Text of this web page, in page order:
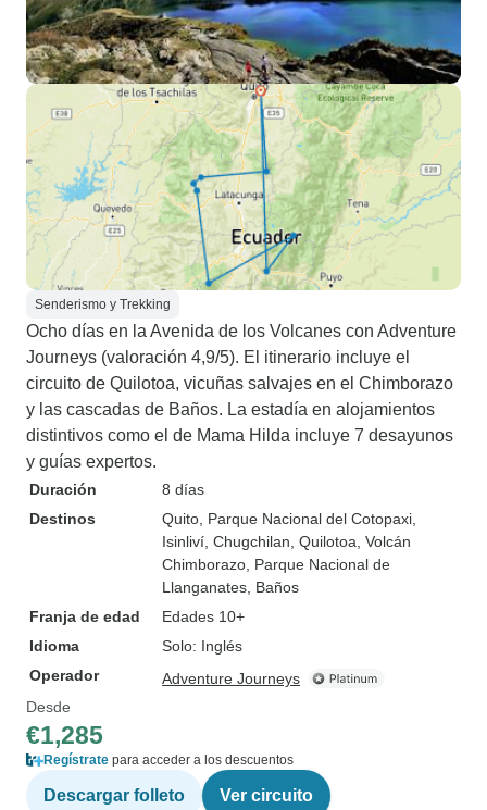
Senderismo y Trekking
Ocho días en la Avenida de los Volcanes con Adventure
Journeys (valoración 4,9/5). El itinerario incluye el
circuito de Quilotoa, vicuñas salvajes en el Chimborazo
y las cascadas de Baños. La estadía en alojamientos
distintivos como el de Mama Hilda incluye 7 desayunos
y guías expertos.
Duración
8 días
Destinos
Quito , Parque Nacional del Cotopaxi
Isinliví , Chugchilan , Quilotoa , Volcán
Chimborazo , Parque Nacional de
Llanganates , Baños
Franja de edad
Edades 10+
Idioma
Solo: Inglés
Operador
Adventure Journeys
Desde
€1,285
Regístrate para acceder a los descuentos
Descargar folleto Ver circuito